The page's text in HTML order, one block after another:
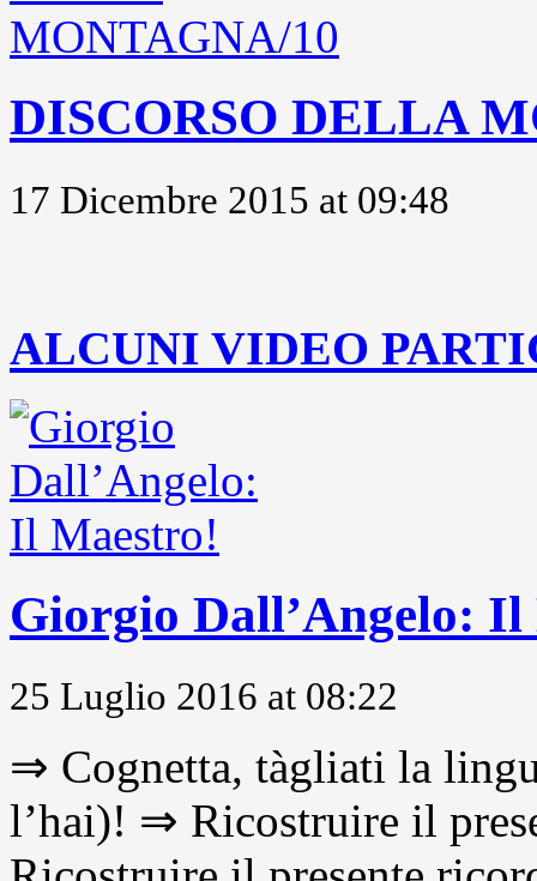
DISCORSO DELLA
17 Dicembre 2015 at 09:48
ALCUNI VIDEO
Giorgio Dall’Angelo:
25 Luglio 2016 at 08:22
⇒ Cognetta, tàgliati la
l’hai)! ⇒ Ricostruire il